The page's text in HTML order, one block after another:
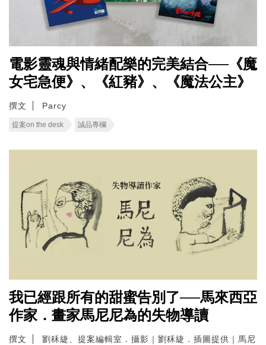
電影靈魂與情緒配樂的完美結合──《魔
女宅急便》、《紅豬》、《魔法公主》
撰文 Parcy
提案on the desk 誠品專欄
我已經跟所有的甜蜜告別了──馬來西亞
作家．畫家馬尼尼為的失物導讀
撰文
劉秝緁、提案編輯室．攝影｜劉秝緁．插圖提供｜馬尼